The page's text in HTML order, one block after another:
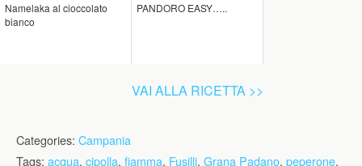
Namelaka al cioccolato
bianco
PANDORO EASY…..
VAI ALLA RICETTA >>
Categories: Campania
Tags: acqua, cipolla, fiamma, Fusilli, Grana Padano, peperone,